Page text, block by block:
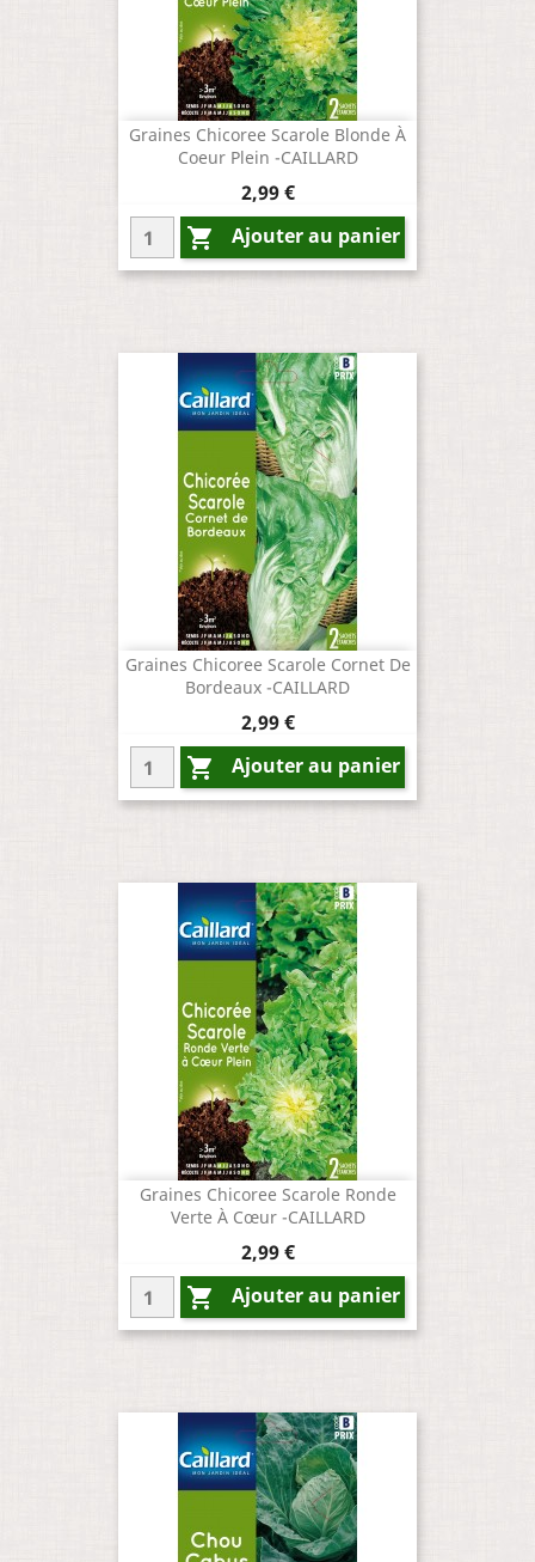
Graines Chicoree Scarole Blonde À
Coeur Plein -CAILLARD
Prix
2,99 €
 Ajouter au panier
Graines Chicoree Scarole Cornet De
Bordeaux -CAILLARD
Prix
2,99 €
 Ajouter au panier
Graines Chicoree Scarole Ronde
Verte À Cœur -CAILLARD
Prix
2,99 €
 Ajouter au panier